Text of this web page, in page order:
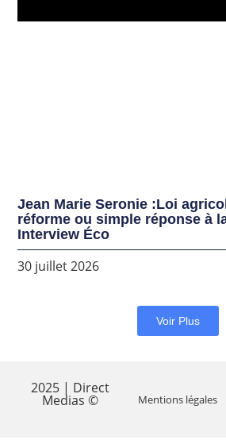
Jean Marie Seronie :Loi
réforme ou simple réponse à
Interview Éco
30 juillet 2026
Voir Plus
2025 | Direct
Medias © Mentions légales